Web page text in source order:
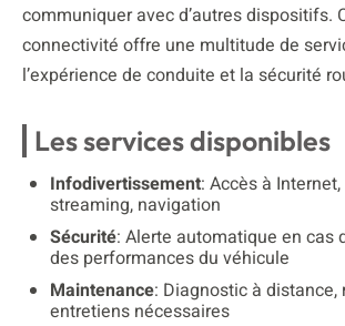
communiquer avec d’autres dispositifs.
connectivité offre une multitude de
l’expérience de conduite et la sécurité
Les services disponibles
Infodivertissement: Accès à
streaming, navigation
Sécurité: Alerte automatique en cas
des performances du véhicule
Maintenance: Diagnostic à distance,
entretiens nécessaires